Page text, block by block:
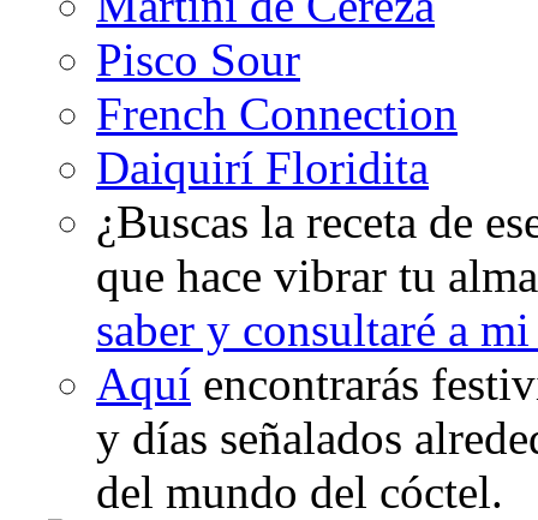
Pisco Sour
French Connection
Daiquirí Floridita
¿Buscas la receta de
que hace vibrar tu
saber y consultaré a
Aquí encontrarás
y días señalados
del mundo del cóctel.